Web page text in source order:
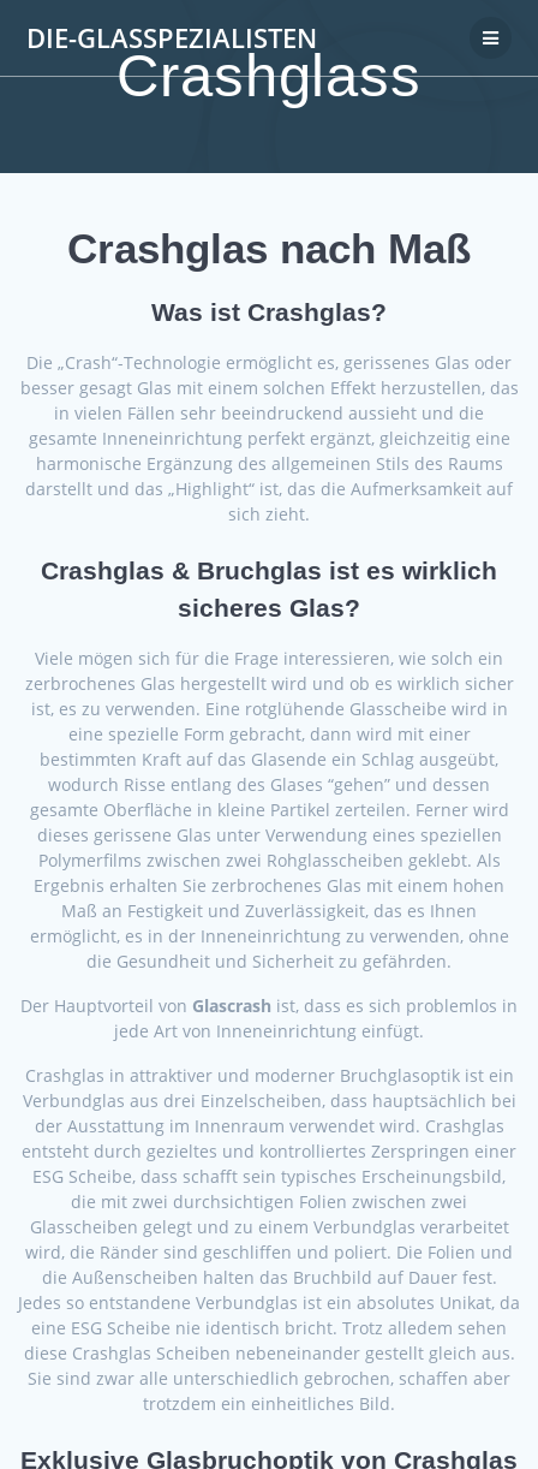
DIE-GLASSPEZIALISTEN
Crashglass
Crashglas nach Maß
Was ist Crashglas?
Die „Crash“-Technologie ermöglicht es, gerissenes Glas oder
besser gesagt Glas mit einem solchen Effekt herzustellen, das
in vielen Fällen sehr beeindruckend aussieht und die
gesamte Inneneinrichtung perfekt ergänzt, gleichzeitig eine
harmonische Ergänzung des allgemeinen Stils des Raums
darstellt und das „Highlight“ ist, das die Aufmerksamkeit auf
sich zieht.
Crashglas & Bruchglas ist es wirklich
sicheres Glas?
Viele mögen sich für die Frage interessieren, wie solch ein
zerbrochenes Glas hergestellt wird und ob es wirklich sicher
ist, es zu verwenden. Eine rotglühende Glasscheibe wird in
eine spezielle Form gebracht, dann wird mit einer
bestimmten Kraft auf das Glasende ein Schlag ausgeübt,
wodurch Risse entlang des Glases “gehen” und dessen
gesamte Oberfläche in kleine Partikel zerteilen. Ferner wird
dieses gerissene Glas unter Verwendung eines speziellen
Polymerfilms zwischen zwei Rohglasscheiben geklebt. Als
Ergebnis erhalten Sie zerbrochenes Glas mit einem hohen
Maß an Festigkeit und Zuverlässigkeit, das es Ihnen
ermöglicht, es in der Inneneinrichtung zu verwenden, ohne
die Gesundheit und Sicherheit zu gefährden.
Der Hauptvorteil von Glascrash ist, dass es sich problemlos in
jede Art von Inneneinrichtung einfügt.
Crashglas in attraktiver und moderner Bruchglasoptik ist ein
Verbundglas aus drei Einzelscheiben, dass hauptsächlich bei
der Ausstattung im Innenraum verwendet wird. Crashglas
entsteht durch gezieltes und kontrolliertes Zerspringen einer
ESG Scheibe, dass schafft sein typisches Erscheinungsbild,
die mit zwei durchsichtigen Folien zwischen zwei
Glasscheiben gelegt und zu einem Verbundglas verarbeitet
wird, die Ränder sind geschliffen und poliert. Die Folien und
die Außenscheiben halten das Bruchbild auf Dauer fest.
Jedes so entstandene Verbundglas ist ein absolutes Unikat, da
eine ESG Scheibe nie identisch bricht. Trotz alledem sehen
diese Crashglas Scheiben nebeneinander gestellt gleich aus.
Sie sind zwar alle unterschiedlich gebrochen, schaffen aber
trotzdem ein einheitliches Bild.
Exklusive Glasbruchoptik von Crashglas